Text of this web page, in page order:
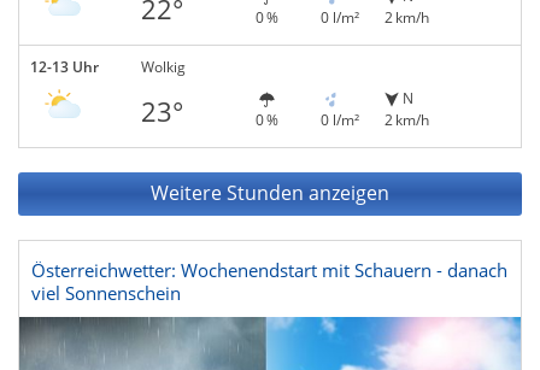
22° 0 % 0 l/m²
2 km/h
12-13 Uhr Wolkig
23° 0 % 0 l/m²
N
2 km/h
Weitere Stunden anzeigen
Österreichwetter: Wochenendstart mit Schauern - danach
viel Sonnenschein